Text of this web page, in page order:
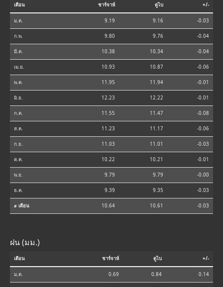
เดือน ชาร์จาห์ ดูไบ +/-
ม.ค. 9.19 9.16 -0.03
ก.พ. 9.80 9.76 -0.04
มี.ค. 10.38 10.34 -0.04
เม.ย. 10.93 10.87 -0.06
พ.ค. 11.95 11.94 -0.01
มิ.ย. 12.23 12.22 -0.01
ก.ค. 11.55 11.47 -0.08
ส.ค. 11.23 11.17 -0.06
ก.ย. 11.03 11.01 -0.03
ต.ค. 10.22 10.21 -0.01
พ.ย. 9.79 9.79 -0.00
ธ.ค. 9.39 9.35 -0.03
⌀ เดือน 10.64 10.61 -0.03
ฝน (มม.)
เดือน ชาร์จาห์ ดูไบ +/-
ม.ค. 0.69 0.84 0.14